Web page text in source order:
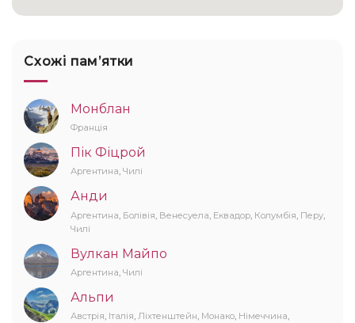
Схожі памʼятки
Монблан
Франція
Пік Фіцрой
Аргентина, Чилі
Анди
Аргентина Болівія Венесуела Еквадор Колумбія Перу
Чилі
Вулкан Майпо
Аргентина, Чилі
Альпи
Австрія, Італія, Ліхтенштейн, Монако, Німеччина,